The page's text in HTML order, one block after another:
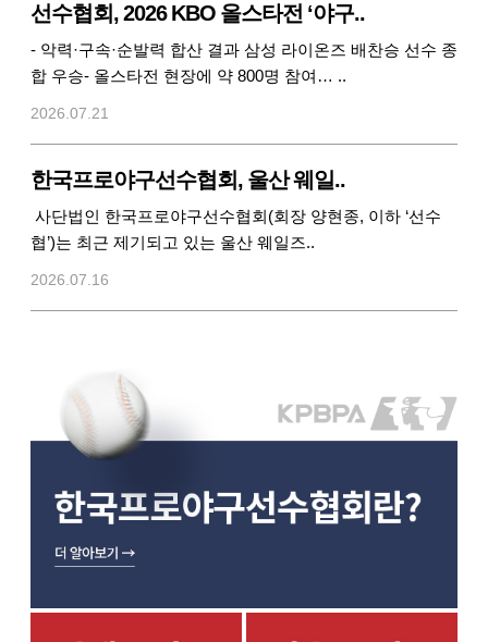
선수협회, 2026 KBO 올스타전 ‘야구..
- 악력·구속·순발력 합산 결과 삼성 라이온즈 배찬승 선수 종
합 우승- 올스타전 현장에 약 800명 참여… ..
2026.07.21
한국프로야구선수협회, 울산 웨일..
사단법인 한국프로야구선수협회(회장 양현종, 이하 ‘선수
협’)는 최근 제기되고 있는 울산 웨일즈..
2026.07.16